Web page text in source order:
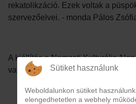
rekatolikzáció. Ezek voltak a
szervezőelvei. - monda Pálos
A kiállítás a Nemzeti Kulturális
valósult meg.Sütiket használunk
Weboldalunkon sütiket
elengedhetetlen a webhely